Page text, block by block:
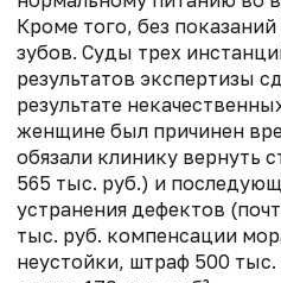
Кроме того, без
зубов. Суды трех
результатов экспертизы
результате
женщине был причинен
обязали клинику вернуть
565 тыс. руб.) и
устранения дефектов
тыс. руб. компенсации
неустойки, штраф 500